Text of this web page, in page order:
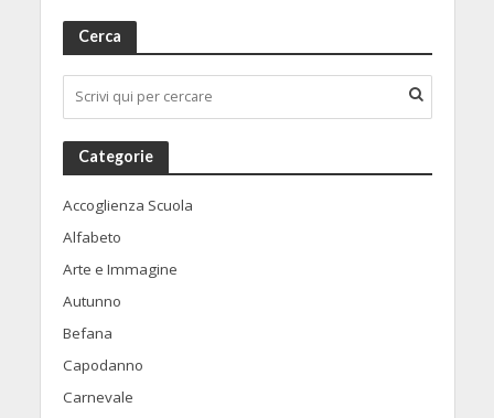
Cerca
Categorie
Accoglienza Scuola
Alfabeto
Arte e Immagine
Autunno
Befana
Capodanno
Carnevale